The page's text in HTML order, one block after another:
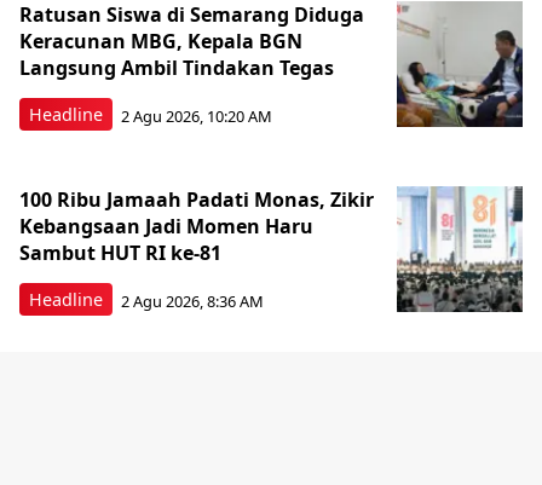
Headline
Ratusan Siswa di Semarang Diduga
Keracunan MBG, Kepala BGN
Langsung Ambil Tindakan Tegas
2 Agu 2026, 10:20 AM
Headline
100 Ribu Jamaah Padati Monas, Zikir
Kebangsaan Jadi Momen Haru
Sambut HUT RI ke-81
2 Agu 2026, 8:36 AM